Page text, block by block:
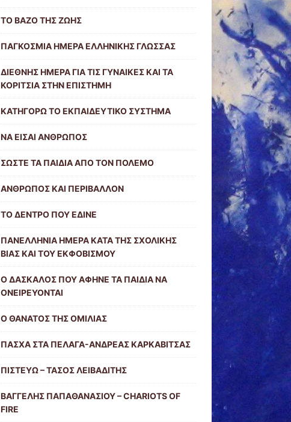
ΤΟ ΒΑΖΟ ΤΗΣ ΖΩΗΣ
ΠΑΓΚΟΣΜΙΑ ΗΜΕΡΑ ΕΛΛΗΝΙΚΗΣ ΓΛΩΣΣΑΣ
ΔΙΕΘΝΗΣ ΗΜΕΡΑ ΓΙΑ ΤΙΣ ΓΥΝΑΙΚΕΣ ΚΑΙ ΤΑ
ΚΟΡΙΤΣΙΑ ΣΤΗΝ ΕΠΙΣΤΗΜΗ
ΚΑΤΗΓΟΡΩ ΤΟ ΕΚΠΑΙΔΕΥΤΙΚΟ ΣΥΣΤΗΜΑ
ΝΑ ΕΙΣΑΙ ΑΝΘΡΩΠΟΣ
ΣΩΣΤΕ ΤΑ ΠΑΙΔΙΑ ΑΠΟ ΤΟΝ ΠΟΛΕΜΟ
ΑΝΘΡΩΠΟΣ ΚΑΙ ΠΕΡΙΒΑΛΛΟΝ
ΤΟ ΔΕΝΤΡΟ ΠΟΥ ΕΔΙΝΕ
ΠΑΝΕΛΛΗΝΙΑ ΗΜΕΡΑ ΚΑΤΑ ΤΗΣ ΣΧΟΛΙΚΗΣ
ΒΙΑΣ ΚΑΙ ΤΟΥ ΕΚΦΟΒΙΣΜΟΥ
Ο ΔΑΣΚΑΛΟΣ ΠΟΥ ΑΦΗΝΕ ΤΑ ΠΑΙΔΙΑ ΝΑ
ΟΝΕΙΡΕΥΟΝΤΑΙ
Ο ΘΑΝΑΤΟΣ ΤΗΣ ΟΜΙΛΙΑΣ
ΠΑΣΧΑ ΣΤΑ ΠΕΛΑΓΑ-ΑΝΔΡΕΑΣ ΚΑΡΚΑΒΙΤΣΑΣ
ΠΙΣΤΕΥΩ – ΤΑΣΟΣ ΛΕΙΒΑΔΙΤΗΣ
ΒΑΓΓΕΛΗΣ ΠΑΠΑΘΑΝΑΣΙΟΥ – CHARIOTS OF
FIRE